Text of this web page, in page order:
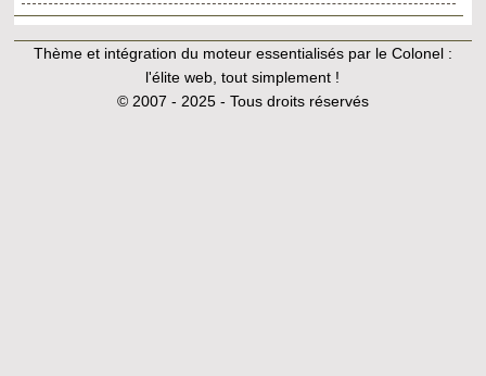
Thème et intégration du moteur essentialisés par le Colonel :
l'élite web, tout simplement !
© 2007 - 2025 - Tous droits réservés